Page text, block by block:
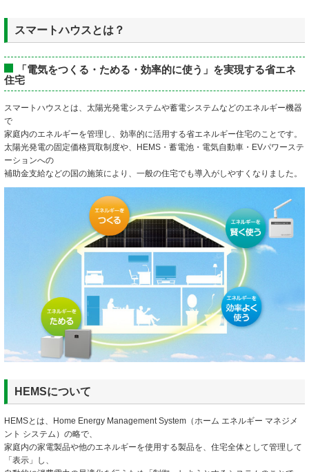
スマートハウスとは？
「電気をつくる・ためる・効率的に使う」を実現する省エネ
住宅
スマートハウスとは、太陽光発電システムや蓄電システムなどのエネルギー機器
で
家庭内のエネルギーを管理し、効率的に活用する省エネルギー住宅のことです。
太陽光発電の固定価格買取制度や、HEMS・蓄電池・電気自動車・EVパワーステ
ーションへの
補助金支給などの国の施策により、一般の住宅でも導入がしやすくなりました。
HEMSについて
HEMSとは、Home Energy Management System（ホーム エネルギー マネジメ
ント システム）の略で、
家庭内の家電製品や他のエネルギーを使用する製品を、住宅全体として管理して
「表示」し、